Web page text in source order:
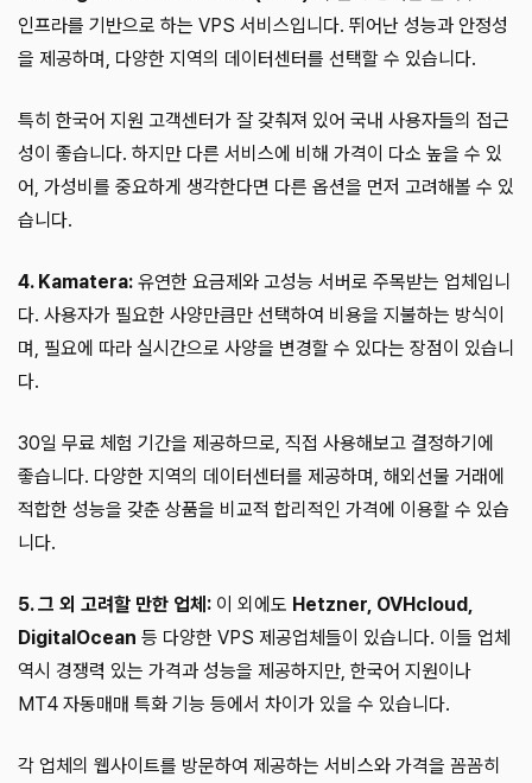
인프라를 기반으로 하는 VPS 서비스입니다. 뛰어난 성능과 안정성
을 제공하며, 다양한 지역의 데이터센터를 선택할 수 있습니다.
특히 한국어 지원 고객센터가 잘 갖춰져 있어 국내 사용자들의 접근
성이 좋습니다. 하지만 다른 서비스에 비해 가격이 다소 높을 수 있
어, 가성비를 중요하게 생각한다면 다른 옵션을 먼저 고려해볼 수 있
습니다.
4. Kamatera: 유연한 요금제와 고성능 서버로 주목받는 업체입니
다. 사용자가 필요한 사양만큼만 선택하여 비용을 지불하는 방식이
며, 필요에 따라 실시간으로 사양을 변경할 수 있다는 장점이 있습니
다.
30일 무료 체험 기간을 제공하므로, 직접 사용해보고 결정하기에
좋습니다. 다양한 지역의 데이터센터를 제공하며, 해외선물 거래에
적합한 성능을 갖춘 상품을 비교적 합리적인 가격에 이용할 수 있습
니다.
5. 그 외 고려할 만한 업체: 이 외에도 Hetzner, OVHcloud,
DigitalOcean 등 다양한 VPS 제공업체들이 있습니다. 이들 업체
역시 경쟁력 있는 가격과 성능을 제공하지만, 한국어 지원이나
MT4 자동매매 특화 기능 등에서 차이가 있을 수 있습니다.
각 업체의 웹사이트를 방문하여 제공하는 서비스와 가격을 꼼꼼히